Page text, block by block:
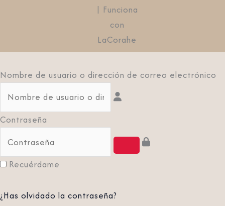
| Funciona
con
LaCorahe
Nombre de usuario o dirección de correo electrónico
Contraseña
Recuérdame
¿Has olvidado la contraseña?